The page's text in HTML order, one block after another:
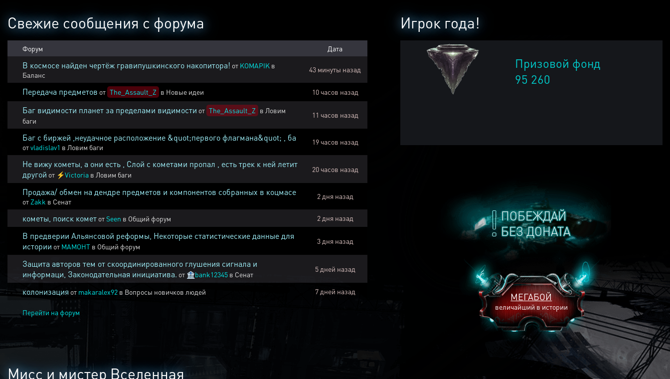
ПОБЕЖДАЙ
БЕЗ ДОНАТА
МЕГАБОЙ
величайший в истории
Игрок года!
Призовой фонд
95 260
Свежие сообщения с форума
Форум Дата
В космосе найден чертёж гравипушкинского накопитора! от KOMAPIK в
Баланс
43 минуты назад
Передача предметов от The_Assault_Z в Новые идеи 10 часов назад
Баг видимости планет за пределами видимости от The_Assault_Z в Ловим
баги
11 часов назад
Баг с биржей ,неудачное расположение &quot;первого флагмана&quot; , ба
отvladislav1 в Ловим баги
19 часов назад
Не вижу кометы, а они есть , Слой с кометами пропал , есть трек к ней летит
другой от ⚡Victoria в Ловим баги
20 часов назад
Продажа/ обмен на дендре предметов и компонентов собранных в коцмасе
от Zakk в Сенат
2 дня назад
кометы, поиск комет отSeen в Общий форум 2 дня назад
В предверии Альянсовой реформы, Некоторые статистические данные для
истории от MAMOHT в Общий форум
3 дня назад
Защита авторов тем от скоординированного глушения сигнала и
информаци, Законодательная инициатива. от 🏦bank12345 в Сенат
5 дней назад
колонизация от makaralex92 в Вопросы новичков людей 7 дней назад
Перейти на форум
Мисс и мистер Вселенная